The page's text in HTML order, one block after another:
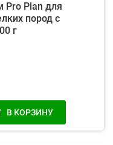
Pro Plan для
пород с
г
В КОРЗИНУ